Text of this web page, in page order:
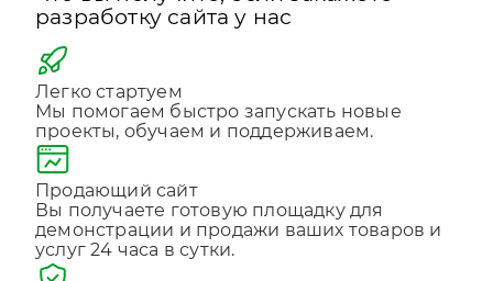
Что вы получите, если закажете
разработку сайта у нас
Легко стартуем
Мы помогаем быстро запускать новые
проекты, обучаем и поддерживаем.
Продающий сайт
Вы получаете готовую площадку для
демонстрации и продажи ваших товаров и
услуг 24 часа в сутки.